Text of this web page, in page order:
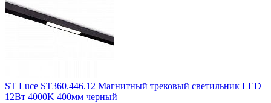
ST Luce ST360.446.12 Магнитный трековый светильник LED
12Вт 4000K 400мм черный